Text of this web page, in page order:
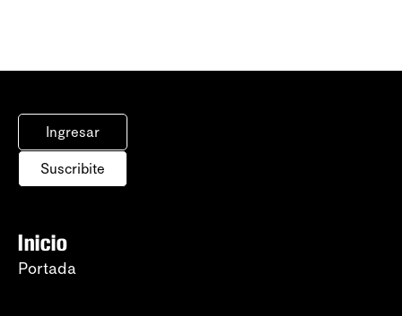
Ingresar
Suscribite
Inicio
Portada